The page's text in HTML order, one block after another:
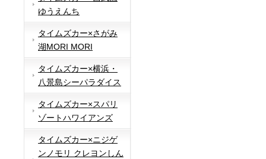
ゆうえんち
タイムズカー×さがみ
湖MORI MORI
タイムズカー×横浜・
八景島シーパラダイス
タイムズカー×スパリ
ゾートハワイアンズ
タイムズカー×ニジゲ
ンノモリ クレヨンしん